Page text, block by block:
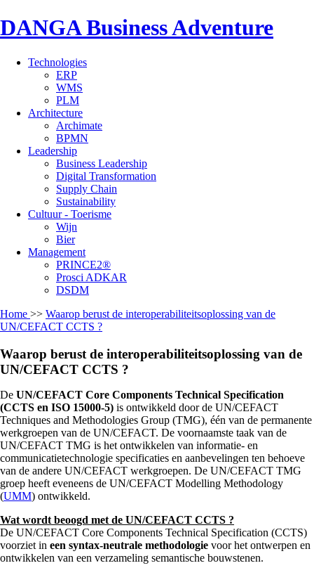
DANGA Business Adventure
Technologies
ERP
WMS
PLM
Architecture
Archimate
BPMN
Leadership
Business Leadership
Digital Transformation
Supply Chain
Sustainability
Cultuur - Toerisme
Wijn
Bier
Management
PRINCE2®
Prosci ADKAR
DSDM
Home >> Waarop berust de interoperabiliteitsoplossing van de
UN/CEFACT CCTS ?
Waarop berust de interoperabiliteitsoplossing van de
UN/CEFACT CCTS ?
De UN/CEFACT Core Components Technical Specification
(CCTS en ISO 15000-5) is ontwikkeld door de UN/CEFACT
Techniques and Methodologies Group (TMG), één van de permanente
werkgroepen van de UN/CEFACT. De voornaamste taak van de
UN/CEFACT TMG is het ontwikkelen van informatie- en
communicatietechnologie specificaties en aanbevelingen ten behoeve
van de andere UN/CEFACT werkgroepen. De UN/CEFACT TMG
groep heeft eveneens de UN/CEFACT Modelling Methodology
(UMM) ontwikkeld.
Wat wordt beoogd met de UN/CEFACT CCTS ?
De UN/CEFACT Core Components Technical Specification (CCTS)
voorziet in een syntax-neutrale methodologie voor het ontwerpen en
ontwikkelen van een verzameling semantische bouwstenen.